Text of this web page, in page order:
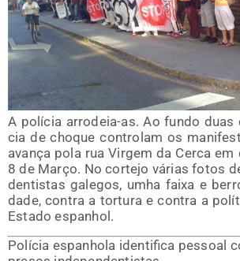
A polí­cia arro­deia-as. Ao fun­do
cia de cho­que con­tro­lam os
ava­nça pola rua Vir­gem da Cer­ca
8 de Março. No cor­te­jo várias fotos
den­tis­tas gale­gos, umha fai­xa e
da­de, con­tra a tor­tu­ra e con­tra a
Esta­do espanhol.
Polí­cia espanho­la iden­ti­fi­ca pes­soal